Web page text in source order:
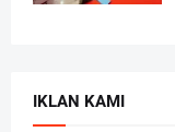
IKLAN KAMI